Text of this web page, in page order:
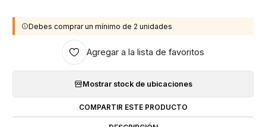
Debes comprar un mínimo de 2 unidades
Agregar a la lista de favoritos
Mostrar stock de ubicaciones
COMPARTIR ESTE PRODUCTO